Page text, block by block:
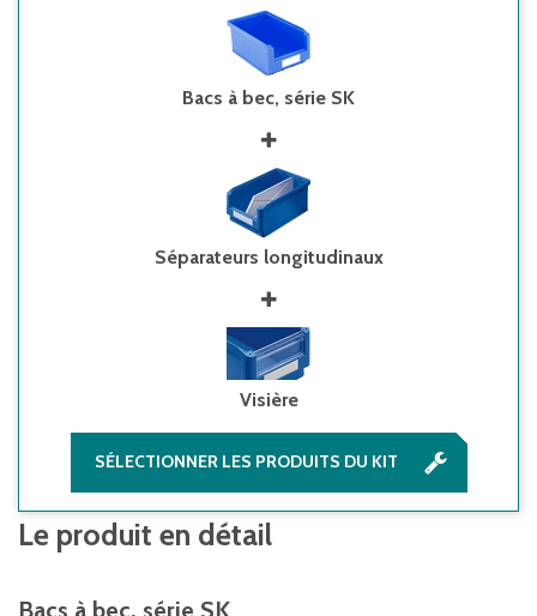
Bacs à bec, série SK
Séparateurs longitudinaux
Visière
SÉLECTIONNER LES PRODUITS DU KIT
Le produit en détail
Bacs à bec, série SK